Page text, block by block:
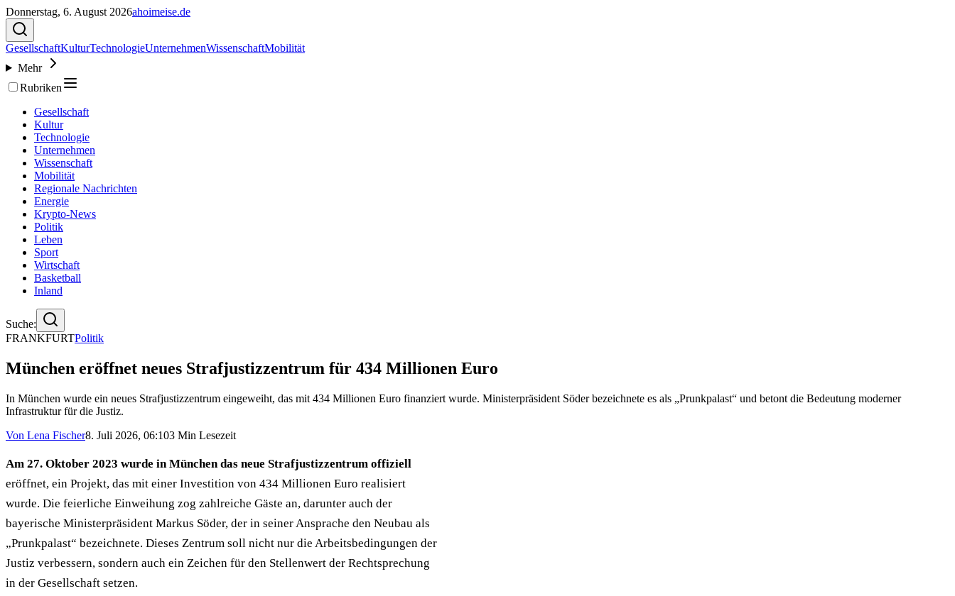
Donnerstag, 6. August 2026ahoimeise.de
GesellschaftKulturTechnologieUnternehmenWissenschaftMobilität
Mehr
Rubriken
Gesellschaft
Kultur
Technologie
Unternehmen
Wissenschaft
Mobilität
Regionale Nachrichten
Energie
Krypto-News
Politik
Leben
Sport
Wirtschaft
Basketball
Inland
Suche:
FRANKFURTPolitik
München eröffnet neues Strafjustizzentrum für 434 Millionen Euro
In München wurde ein neues Strafjustizzentrum eingeweiht, das mit 434 Millionen Euro finanziert wurde. Ministerpräsident Söder bezeichnete es als „Prunkpalast“ und betont die Bedeutung moderner
Infrastruktur für die Justiz.
Von Lena Fischer8. Juli 2026, 06:103 Min Lesezeit
Am 27. Oktober 2023 wurde in München das neue Strafjustizzentrum offiziell
eröffnet, ein Projekt, das mit einer Investition von 434 Millionen Euro realisiert
wurde. Die feierliche Einweihung zog zahlreiche Gäste an, darunter auch der
bayerische Ministerpräsident Markus Söder, der in seiner Ansprache den Neubau als
„Prunkpalast“ bezeichnete. Dieses Zentrum soll nicht nur die Arbeitsbedingungen der
Justiz verbessern, sondern auch ein Zeichen für den Stellenwert der Rechtsprechung
in der Gesellschaft setzen.